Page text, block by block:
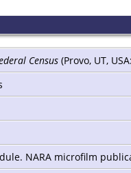
Census (Provo, UT,
NARA microfilm